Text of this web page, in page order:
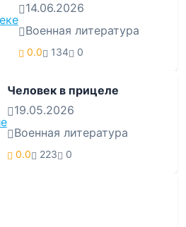
14.06.2026
Военная литература
0.0 134 0
Человек в прицеле
19.05.2026
Военная литература
0.0 223 0